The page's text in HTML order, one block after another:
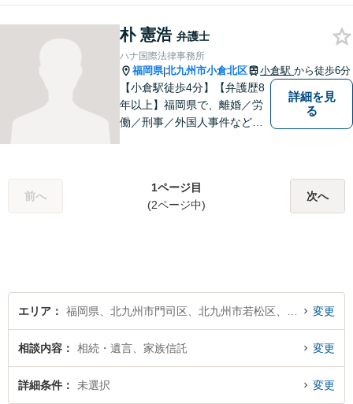
朴 憲浩 弁護士
ハナ国際法律事務所
福岡県|北九州市小倉北区 小倉駅 から徒歩6分
【小倉駅徒歩4分】【弁護歴8
年以上】福岡県で、離婚／労
働／刑事／外国人事件などに
会話のキャッチボールを積み
重ねながら解決へと動いてま
詳細を見
る
前へ
1ページ目
(2ページ中)
次へ
エリア 変更
相談内容 相続・遺言、家族信託 変更
詳細条件 未選択 変更